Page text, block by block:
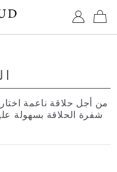
من أجل حلاقة ناعمة
شفرة الحلاقة بسهولة